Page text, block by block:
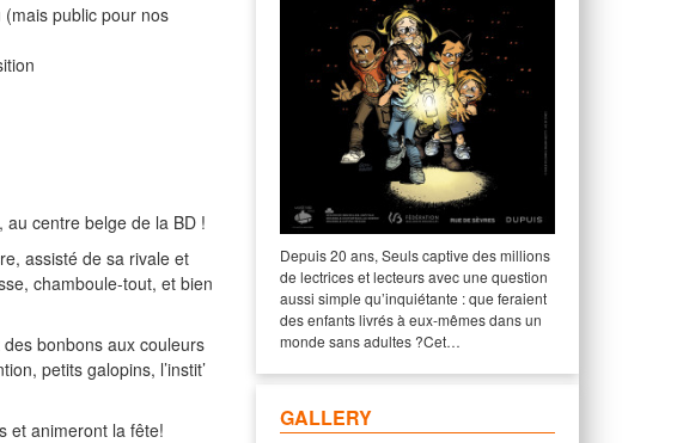
public pour nos
au centre belge de la BD !
assisté de sa rivale et
chamboule-tout, et bien
bonbons aux couleurs
petits galopins, l’instit’
et animeront la fête!
Depuis 20 ans, Seuls captive des millions
de lectrices et lecteurs avec une question
aussi simple qu’inquiétante : que feraient
des enfants livrés à eux-mêmes dans un
monde sans adultes ?Cet…
GALLERY